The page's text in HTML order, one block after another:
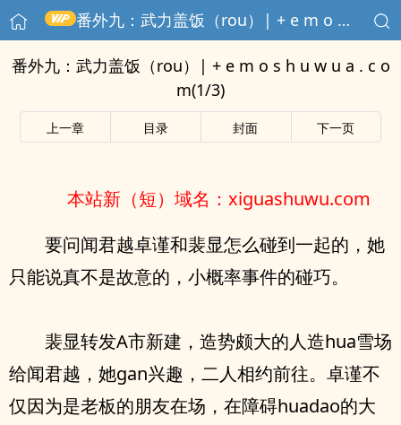
番外九：武力盖饭（rou）| + e m o s h u w u a . c o m(1/3)
番外九：武力盖饭（rou）| + e m o s h u w u a . c o
m(1/3)
上一章 目录 封面 下一页
本站新（短）域名：xiguashuwu.com
要问闻君越卓谨和裴显怎么碰到一起的，她
只能说真不是故意的，小概率事件的碰巧。
裴显转发A市新建，造势颇大的人造hua雪场
给闻君越，她gan兴趣，二人相约前往。卓谨不
仅因为是老板的朋友在场，在障碍huadao的大